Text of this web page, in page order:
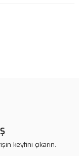
keyfini çıkarın.